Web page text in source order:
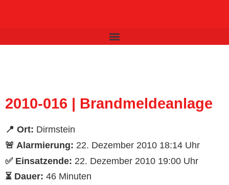
2010-016 | Brandmeldeanlage
📍 Ort: Dirmstein
🚨 Alarmierung: 22. Dezember 2010 18:14 Uhr
✅ Einsatzende: 22. Dezember 2010 19:00 Uhr
⏳ Dauer: 46 Minuten